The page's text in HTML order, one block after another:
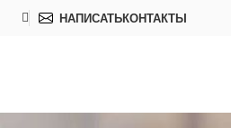
НАПИСАТЬКОНТАКТЫ